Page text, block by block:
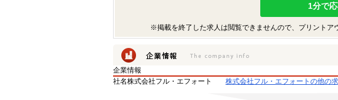
1分で
※掲載を終了した求人は閲覧できませんので、プリントア
企業情報
社名株式会社フル・エフォート 株式会社フル・エフォートの他の